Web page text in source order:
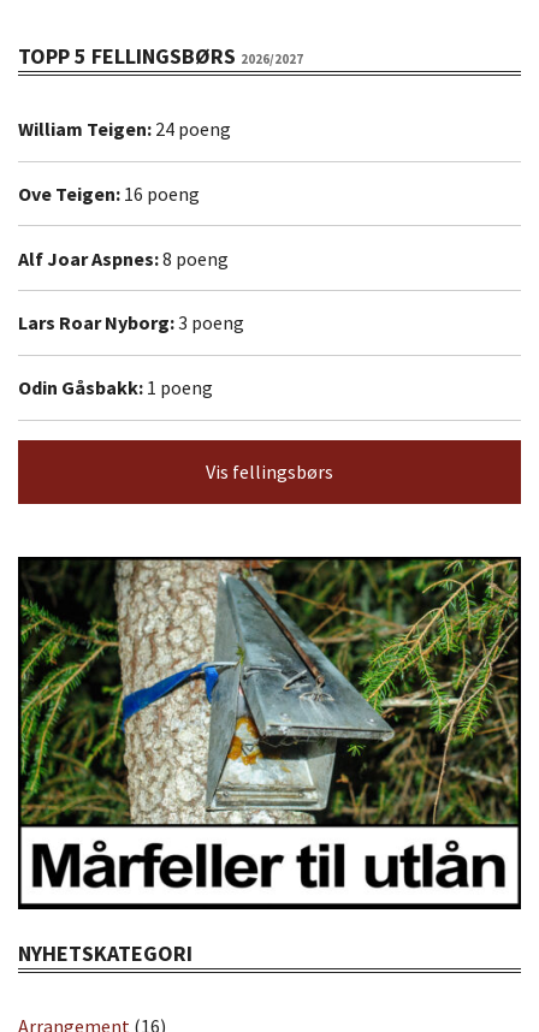
TOPP 5 FELLINGSBØRS 2026/2027
William Teigen: 24 poeng
Ove Teigen: 16 poeng
Alf Joar Aspnes:8 poeng
Lars Roar Nyborg:3 poeng
Odin Gåsbakk: 1 poeng
Vis fellingsbørs
NYHETSKATEGORI
Arrangement (16)